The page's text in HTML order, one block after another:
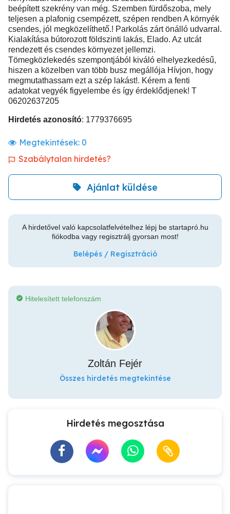
beépített szekrény van még. Szemben fürdőszoba, mely
teljesen a plafonig csempézett, szépen rendben A környék
csendes, jól megközelíthető.! Parkolás zárt önálló udvarral.
Kialakítása bútorozott földszinti lakás, Elado. Az utcát
rendezett és csendes környezet jellemzi.
Tömegközlekedés szempontjából kiváló elhelyezkedésű,
hiszen a közelben van több busz megállója Hívjon, hogy
megmutathassam ezt a szép lakást!. Kérem a fenti
adatokat vegyék figyelembe és így érdeklődjenek! T
06202637205
Hirdetés azonosító: 1779376695
Megtekintések: 0
Szabálytalan hirdetés?
Ajánlat küldése
A hirdetővel való kapcsolatfelvételhez lépj be startapró.hu
fiókodba vagy regisztrálj gyorsan most!
Belépés / Regisztráció
Hitelesített telefonszám
Zoltán Fejér
Összes hirdetés megtekintése
Hirdetés megosztása